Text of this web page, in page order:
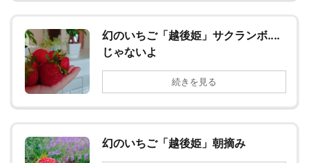
幻のいちご「越後姫」サクランボ‥‥
じゃないよ
続きを見る
幻のいちご「越後姫」朝摘み